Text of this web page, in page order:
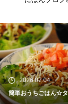
2026.07.03
おうちごはん☆麻